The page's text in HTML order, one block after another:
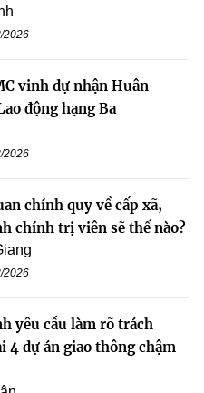
2026
vinh dự nhận Huân
động hạng Ba
2026
chính quy về cấp xã,
chính trị viên sẽ thế nào?
2026
yêu cầu làm rõ trách
4 dự án giao thông chậm